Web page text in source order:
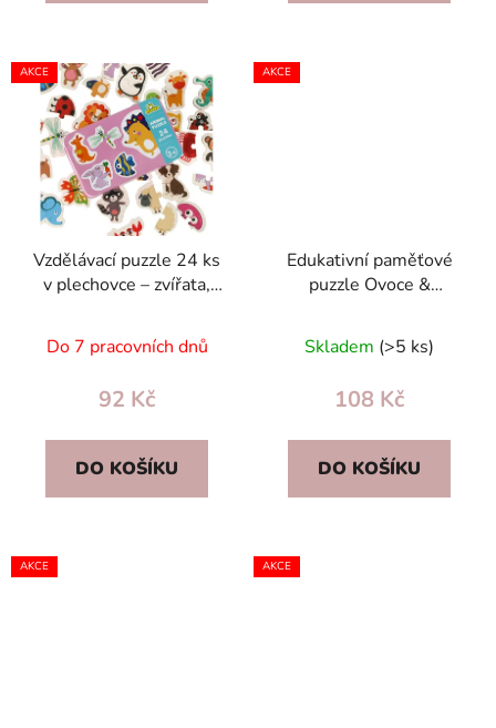
AKCE
Vzdělávací puzzle 24 ks
v plechovce – zvířata,
pro děti
Do 7 pracovních dnů
92 Kč
DO KOŠÍKU
AKCE
Edukativní paměťové
puzzle Ovoce &
plechovce –
čínština/angličtina
Skladem (>5 ks)
108 Kč
DO KOŠÍKU
AKCE AKCE